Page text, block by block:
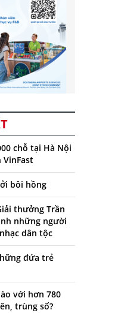
chỗ tại Hà Nội
bôi hồng
thưởng Trần
những người
dân tộc
đứa trẻ
với hơn 780
trùng số?